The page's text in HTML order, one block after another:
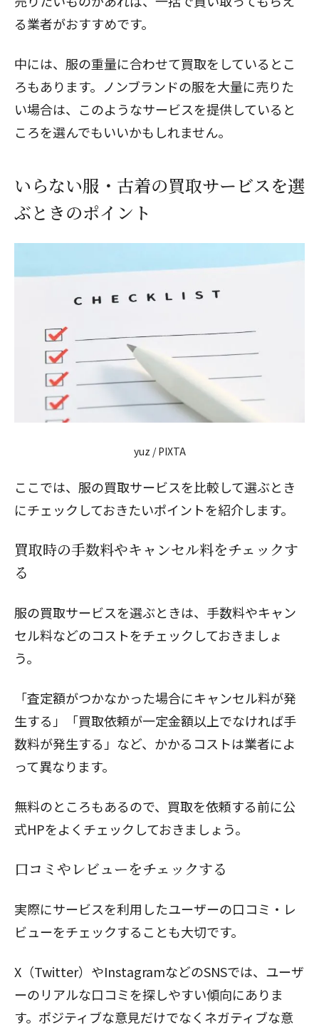
る業者がおすすめです。
中には、服の重量に合わせて買取をしているとこ
ろもあります。ノンブランドの服を大量に売りた
い場合は、このようなサービスを提供していると
ころを選んでもいいかもしれません。
いらない服・古着の買取サービスを選
ぶときのポイント
yuz / PIXTA
ここでは、服の買取サービスを比較して選ぶとき
にチェックしておきたいポイントを紹介します。
買取時の手数料やキャンセル料をチェックす
る
服の買取サービスを選ぶときは、手数料やキャン
セル料などのコストをチェックしておきましょ
う。
「査定額がつかなかった場合にキャンセル料が発
生する」「買取依頼が一定金額以上でなければ手
数料が発生する」など、かかるコストは業者によ
って異なります。
無料のところもあるので、買取を依頼する前に公
式HPをよくチェックしておきましょう。
口コミやレビューをチェックする
実際にサービスを利用したユーザーの口コミ・レ
ビューをチェックすることも大切です。
X（Twitter）やInstagramなどのSNSでは、ユーザ
ーのリアルな口コミを探しやすい傾向にありま
す。ポジティブな意見だけでなくネガティブな意